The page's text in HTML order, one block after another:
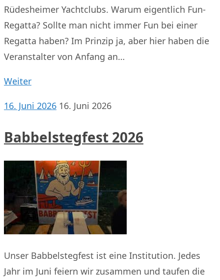
Rüdesheimer Yachtclubs. Warum eigentlich Fun-
Regatta? Sollte man nicht immer Fun bei einer
Regatta haben? Im Prinzip ja, aber hier haben die
Veranstalter von Anfang an…
Weiter
16. Juni 2026 16. Juni 2026
Babbelstegfest 2026
Unser Babbelstegfest ist eine Institution. Jedes
Jahr im Juni feiern wir zusammen und taufen die